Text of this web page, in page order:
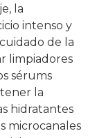
la
intenso y
de la
limpiadores
sérums
la
hidratantes
microcanales